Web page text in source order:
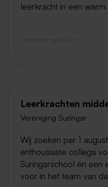
leerkracht in een
Leerkrachten
Vereniging Suringar
Wij zoeken per 1
enthousiaste collega
Suringarschool én een
voor in het team van